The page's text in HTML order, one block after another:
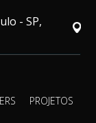
- SP,
PROJETOS